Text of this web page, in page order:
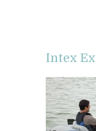
Intex